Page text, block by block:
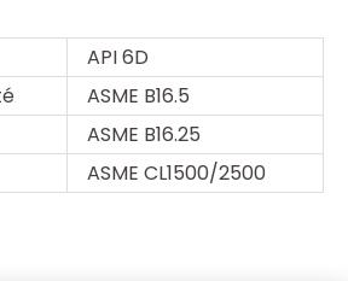
API 6D
ASME B16.5
ASME B16.25
ASME CL1500/2500